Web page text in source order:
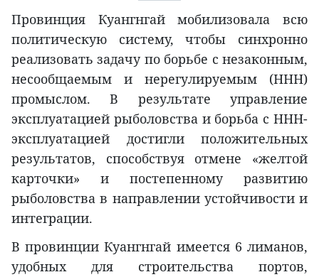
Провинция Куангнгай мобилизовала всю
политическую систему, чтобы синхронно
реализовать задачу по борьбе с незаконным,
несообщаемым и нерегулируемым (ННН)
промыслом. В результате управление
эксплуатацией рыболовства и борьба с ННН-
эксплуатацией достигли положительных
результатов, способствуя отмене «желтой
карточки» и постепенному развитию
рыболовства в направлении устойчивости и
интеграции.
В провинции Куангнгай имеется 6 лиманов,
удобных для строительства портов,